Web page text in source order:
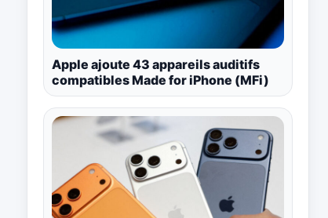
Apple ajoute 43 appareils auditifs
compatibles Made for iPhone (MFi)